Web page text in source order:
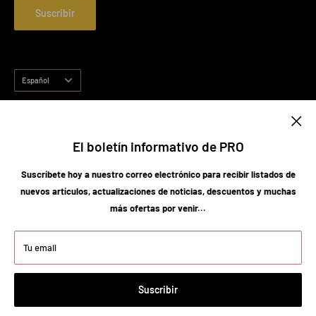
El boletín informativo de PRO
Suscríbete hoy a nuestro correo electrónico para recibir listados de
nuevos artículos, actualizaciones de noticias, descuentos y muchas
más ofertas por venir...
Tu email
Suscribir
Política de reembolso
Shipping Policy
Suscribir
Español